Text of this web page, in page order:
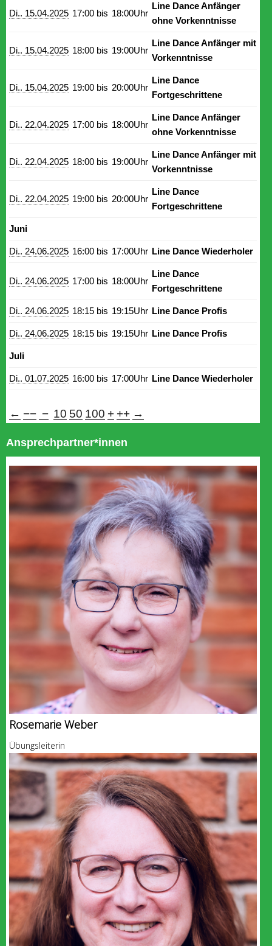
Di.. 15.04.2025 17:00 bis 18:00Uhr
Line Dance Anfänger
ohne Vorkenntnisse
Di.. 15.04.2025 18:00 bis 19:00Uhr
Line Dance Anfänger mit
Vorkenntnisse
Di.. 15.04.2025 19:00 bis 20:00Uhr
Line Dance
Fortgeschrittene
Di.. 22.04.2025 17:00 bis 18:00Uhr
Line Dance Anfänger
ohne Vorkenntnisse
Di.. 22.04.2025 18:00 bis 19:00Uhr
Line Dance Anfänger mit
Vorkenntnisse
Di.. 22.04.2025 19:00 bis 20:00Uhr
Line Dance
Fortgeschrittene
Juni
Di.. 24.06.2025 16:00 bis 17:00Uhr Line Dance Wiederholer
Di.. 24.06.2025 17:00 bis 18:00Uhr
Line Dance
Fortgeschrittene
Di.. 24.06.2025 18:15 bis 19:15Uhr Line Dance Profis
Di.. 24.06.2025 18:15 bis 19:15Uhr Line Dance Profis
Juli
Di.. 01.07.2025 16:00 bis 17:00Uhr Line Dance Wiederholer
← −− − 10 50 100 + ++ →
Ansprechpartner*innen
Rosemarie Weber
Übungsleiterin